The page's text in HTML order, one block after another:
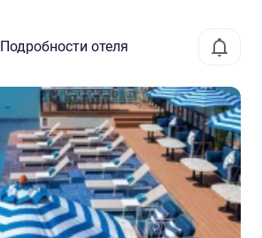
Подробности отеля